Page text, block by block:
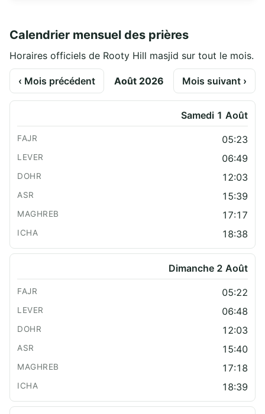
Calendrier mensuel des prières
Horaires officiels de Rooty Hill masjid sur tout le mois.
‹ Mois précédent Août 2026 Mois suivant ›
Samedi 1 Août
05:23
06:49
12:03
15:39
17:17
18:38
Dimanche 2 Août
05:22
06:48
12:03
15:40
17:18
18:39